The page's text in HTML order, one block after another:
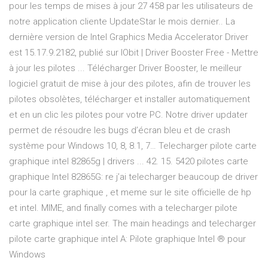
pour les temps de mises à jour 27 458 par les utilisateurs de
notre application cliente UpdateStar le mois dernier.. La
dernière version de Intel Graphics Media Accelerator Driver
est 15.17.9.2182, publié sur IObit | Driver Booster Free - Mettre
à jour les pilotes ... Télécharger Driver Booster, le meilleur
logiciel gratuit de mise à jour des pilotes, afin de trouver les
pilotes obsolètes, télécharger et installer automatiquement
et en un clic les pilotes pour votre PC. Notre driver updater
permet de résoudre les bugs d’écran bleu et de crash
système pour Windows 10, 8, 8.1, 7… Telecharger pilote carte
graphique intel 82865g | drivers ... 42. 15. 5420 pilotes carte
graphique Intel 82865G: re j’ai telecharger beaucoup de driver
pour la carte graphique , et meme sur le site officielle de hp
et intel. MIME, and finally comes with a telecharger pilote
carte graphique intel ser. The main headings and telecharger
pilote carte graphique intel A: Pilote graphique Intel ® pour
Windows